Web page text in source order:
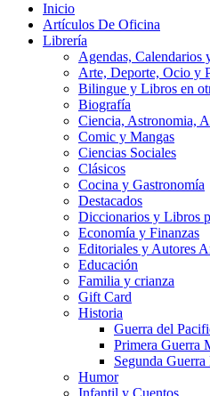
Inicio
Artículos De Oficina
Librería
Agendas, Calendarios
Arte, Deporte, Ocio y
Bilingue y Libros en
Biografía
Ciencia, Astronomia,
Comic y Mangas
Ciencias Sociales
Clásicos
Cocina y Gastronomía
Destacados
Diccionarios y Libros
Economía y Finanzas
Editoriales y Autores
Educación
Familia y crianza
Gift Card
Historia
Guerra del
Primera Guerra
Segunda
Humor